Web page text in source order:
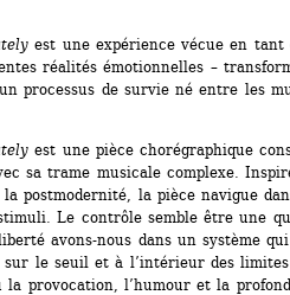
est une expérience vécue en tant
réalités émotionnelles –
processus de survie né entre les
est une pièce chorégraphique
sa trame musicale complexe.
postmodernité, la pièce navigue
Le contrôle semble être une
avons-nous dans un système
sur le seuil et à l’intérieur des
la provocation, l’humour et la